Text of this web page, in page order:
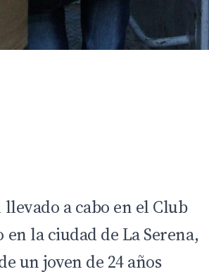
a cabo en el Club
la ciudad de La Serena,
un joven de 24 años